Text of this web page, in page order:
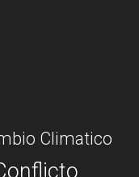
Climatico